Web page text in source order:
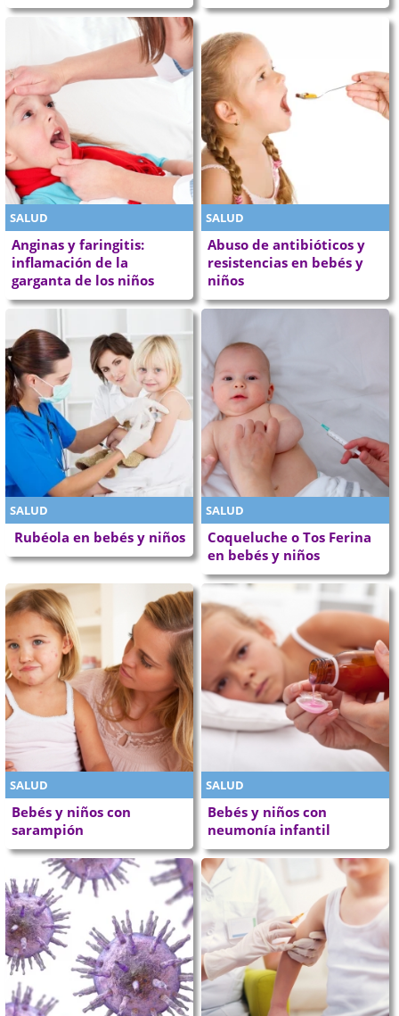
SALUD
Anginas y faringitis:
inflamación de la
garganta de los niños
SALUD
Abuso de antibióticos y
resistencias en bebés y
niños
SALUD
Rubéola en bebés y niños
SALUD
Coqueluche o Tos Ferina
en bebés y niños
SALUD
Bebés y niños con
sarampión
SALUD
Bebés y niños con
neumonía infantil